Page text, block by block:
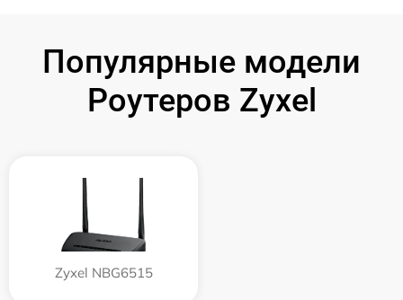
Популярные модели
Роутеров Zyxel
Zyxel NBG6515